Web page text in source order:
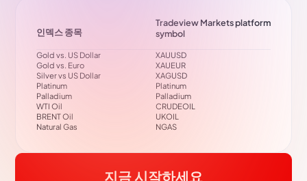
인덱스 종목
Tradeview Markets platform
symbol
Gold vs. US Dollar
XAUUSD
Gold vs. Euro
XAUEUR
Silver vs US Dollar
XAGUSD
Platinum
Platinum
Palladium
Palladium
WTI Oil
CRUDEOIL
BRENT Oil
UKOIL
Natural Gas
NGAS
지금 시작하세요